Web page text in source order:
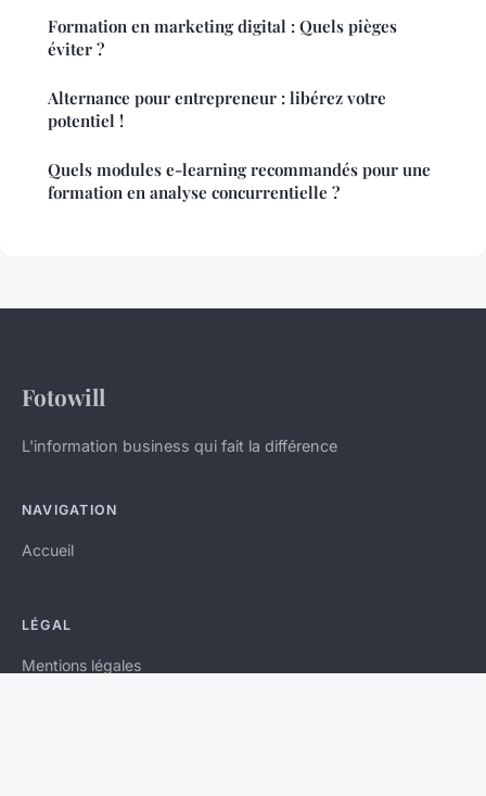
Formation en marketing digital : Quels pièges
éviter ?
Alternance pour entrepreneur : libérez votre
potentiel !
Quels modules e-learning recommandés pour une
formation en analyse concurrentielle ?
Fotowill
L'information business qui fait la différence
NAVIGATION
Accueil
LÉGAL
Mentions légales